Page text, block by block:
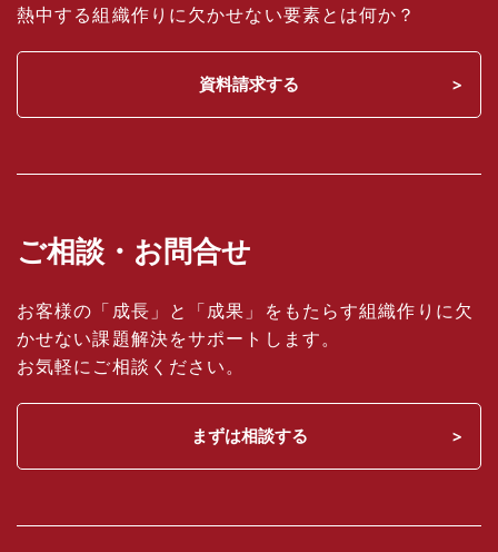
熱中する組織作りに欠かせない要素とは何か？
資料請求する
ご相談・お問合せ
お客様の「成長」と「成果」をもたらす組織作りに欠
かせない課題解決をサポートします。
お気軽にご相談ください。
まずは相談する